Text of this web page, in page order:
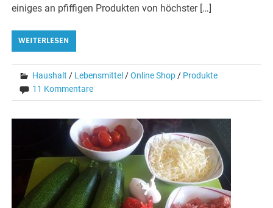
einiges an pfiffigen Produkten von höchster […]
WEITERLESEN
Haushalt / Lebensmittel /Online Shop / Produkte
11 Kommentare